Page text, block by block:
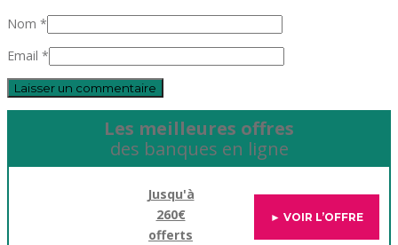
Nom *
Email *
Les meilleures offres
des banques en ligne
Jusqu'à
260€
offerts
► VOIR L’OFFRE